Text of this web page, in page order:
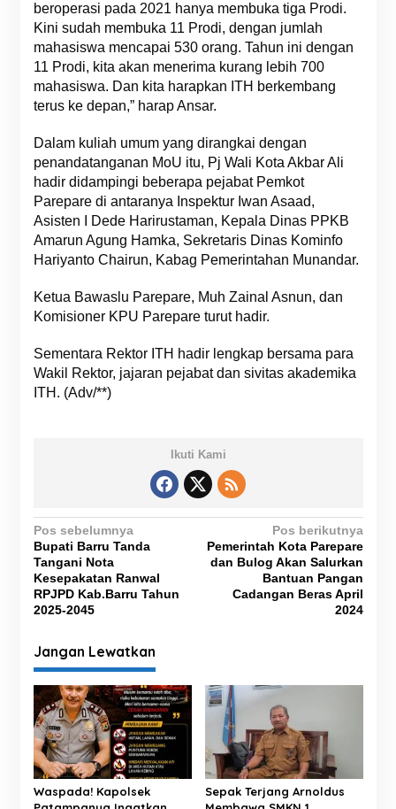
beroperasi pada 2021 hanya membuka tiga Prodi.
Kini sudah membuka 11 Prodi, dengan jumlah
mahasiswa mencapai 530 orang. Tahun ini dengan
11 Prodi, kita akan menerima kurang lebih 700
mahasiswa. Dan kita harapkan ITH berkembang
terus ke depan,” harap Ansar.
Dalam kuliah umum yang dirangkai dengan
penandatanganan MoU itu, Pj Wali Kota Akbar Ali
hadir didampingi beberapa pejabat Pemkot
Parepare di antaranya Inspektur Iwan Asaad,
Asisten I Dede Harirustaman, Kepala Dinas PPKB
Amarun Agung Hamka, Sekretaris Dinas Kominfo
Hariyanto Chairun, Kabag Pemerintahan Munandar.
Ketua Bawaslu Parepare, Muh Zainal Asnun, dan
Komisioner KPU Parepare turut hadir.
Sementara Rektor ITH hadir lengkap bersama para
Wakil Rektor, jajaran pejabat dan sivitas akademika
ITH. (Adv/**)
Ikuti Kami
N
a
v
i
a
s
i
p
o
s
Pos sebelumnya
Bupati Barru Tanda
Tangani Nota
Kesepakatan Ranwal
RPJPD Kab.Barru Tahun
2025-2045
Pos berikutnya
Pemerintah Kota Parepare
dan Bulog Akan Salurkan
Bantuan Pangan
Cadangan Beras April
2024
Jangan Lewatkan
Waspada! Kapolsek
Sepak Terjang Arnoldus